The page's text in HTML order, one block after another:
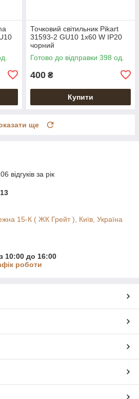
Точковий світильник Pikart
31593-2 GU10 1x60 W IP20
чорний
Готово до відправки 398 од.
400 ₴
Купити
ще
відгуків за рік
15-К ( ЖК Грейт ), Київ, Україна
10:00 до 16:00
роботи